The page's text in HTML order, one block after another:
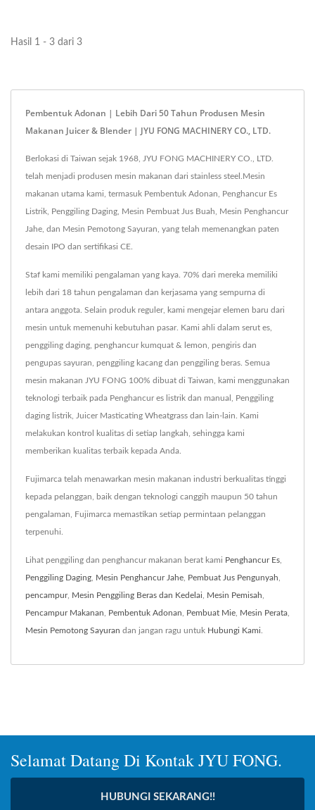
Hasil 1 - 3 dari 3
Pembentuk Adonan | Lebih Dari 50 Tahun Produsen Mesin
Makanan Juicer & Blender | JYU FONG MACHINERY CO., LTD.
Berlokasi di Taiwan sejak 1968, JYU FONG MACHINERY CO., LTD.
telah menjadi produsen mesin makanan dari stainless steel.Mesin
makanan utama kami, termasuk Pembentuk Adonan, Penghancur Es
Listrik, Penggiling Daging, Mesin Pembuat Jus Buah, Mesin Penghancur
Jahe, dan Mesin Pemotong Sayuran, yang telah memenangkan paten
desain IPO dan sertifikasi CE.
Staf kami memiliki pengalaman yang kaya. 70% dari mereka memiliki
lebih dari 18 tahun pengalaman dan kerjasama yang sempurna di
antara anggota. Selain produk reguler, kami mengejar elemen baru dari
mesin untuk memenuhi kebutuhan pasar. Kami ahli dalam serut es,
penggiling daging, penghancur kumquat & lemon, pengiris dan
pengupas sayuran, penggiling kacang dan penggiling beras. Semua
mesin makanan JYU FONG 100% dibuat di Taiwan, kami menggunakan
teknologi terbaik pada Penghancur es listrik dan manual, Penggiling
daging listrik, Juicer Masticating Wheatgrass dan lain-lain. Kami
melakukan kontrol kualitas di setiap langkah, sehingga kami
memberikan kualitas terbaik kepada Anda.
Fujimarca telah menawarkan mesin makanan industri berkualitas tinggi
kepada pelanggan, baik dengan teknologi canggih maupun 50 tahun
pengalaman, Fujimarca memastikan setiap permintaan pelanggan
terpenuhi.
Lihat penggiling dan penghancur makanan berat kami Penghancur Es,
Penggiling Daging, Mesin Penghancur Jahe, Pembuat Jus Pengunyah,
pencampur, Mesin Penggiling Beras dan Kedelai, Mesin Pemisah,
Pencampur Makanan, Pembentuk Adonan, Pembuat Mie, Mesin Perata,
Mesin Pemotong Sayuran dan jangan ragu untuk Hubungi Kami.
Selamat Datang Di Kontak JYU FONG.
HUBUNGI SEKARANG!!